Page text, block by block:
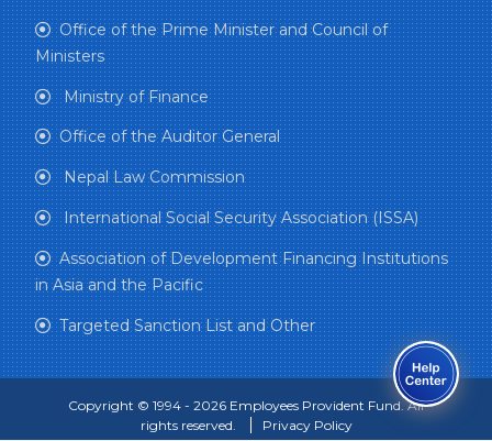
Office of the Prime Minister and Council of
Ministers
Ministry of Finance
Office of the Auditor General
Nepal Law Commission
International Social Security Association (ISSA)
Association of Development Financing Institutions
in Asia and the Pacific
Targeted Sanction List and Other
Copyright © 1994 - 2026 Employees Provident Fund. All
rights reserved.
Privacy Policy